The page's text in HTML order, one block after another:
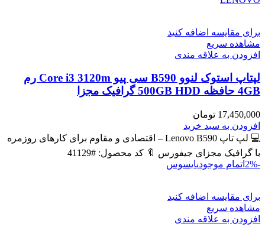
برای مقایسه اضافه کنید
مشاهده سریع
افزودن به علاقه مندی
لپتاپ استوک لنوو B590 سی پیو Core i3 3120m رم
4GB حافظه 500GB HDD گرافیک مجزا
17,450,000 تومان
افزودن به سبد خرید
💻 لپ تاپ Lenovo B590 – اقتصادی و مقاوم برای کارهای روزمره
با گرافیک مجزای جیفورس 🔖 کد محصول: #41129
-2%
اتمام موجودیایسوس
برای مقایسه اضافه کنید
مشاهده سریع
افزودن به علاقه مندی